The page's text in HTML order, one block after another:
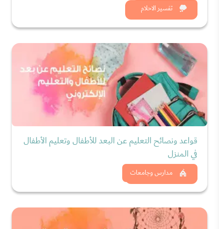
تفسير الاحلام
شاهد الان
مدارس وجامعات
قواعد ونصائح التعليم عن البعد للأطفال وتعليم الأطفال
في المنزل
شاهد الان